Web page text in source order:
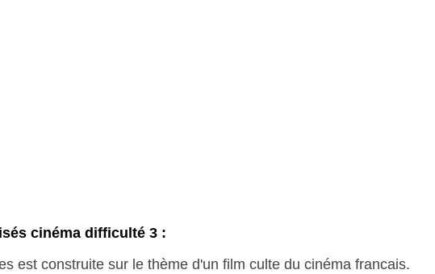
cinéma difficulté 3 :
est construite sur le thème d'un film culte du cinéma francais.